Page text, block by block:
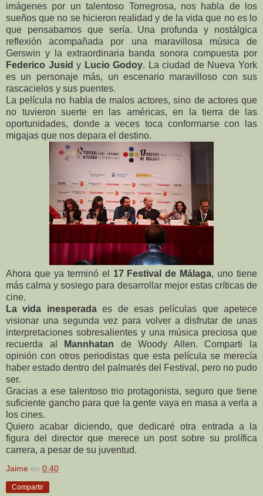
imágenes por un talentoso Torregrosa, nos habla de los
sueños que no se hicieron realidad y de la vida que no es lo
que pensabamos que sería. Una profunda y nostálgica
reflexión acompañada por una maravillosa música de
Gerswin y la extraordinaria banda sonora compuesta por
Federico Jusidy Lucio Godoy. La ciudad de Nueva York
es un personaje más, un escenario maravilloso con sus
rascacielos y sus puentes.
La película no habla de malos actores, sino de actores que
no tuvieron suerte en las américas, en la tierra de las
oportunidades, donde a veces toca conformarse con las
migajas que nos depara el destino.
Ahora que ya terminó el 17 Festival de Málaga, uno tiene
más calma y sosiego para desarrollar mejor estas críticas de
cine.
La vida inesperadaes de esas películas que apetece
visionar una segunda vez para volver a disfrutar de unas
interpretaciones sobresalientes y una música preciosa que
recuerda al
Mannhatan de Woody Allen. Comparti la
opinión con otros periodistas que esta película se merecía
haber estado dentro del palmarés del Festival, pero no pudo
ser.
Gracias a ese talentoso trio protagonista, seguro que tiene
suficiente gancho para que la gente vaya en masa a verla a
los cines.
Quiero acabar diciendo, que dedicaré otra entrada a la
figura del director que merece un post sobre su prolífica
carrera, a pesar de su juventud.
Jaime en 0:40
Compartir